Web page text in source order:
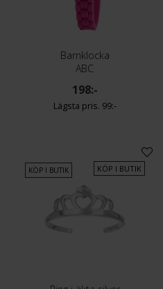
Barnklocka
ABC
198:-
99:-
KÖP I BUTIK KÖP I BUTIK